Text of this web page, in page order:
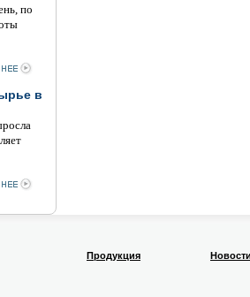
по
в
Продукция